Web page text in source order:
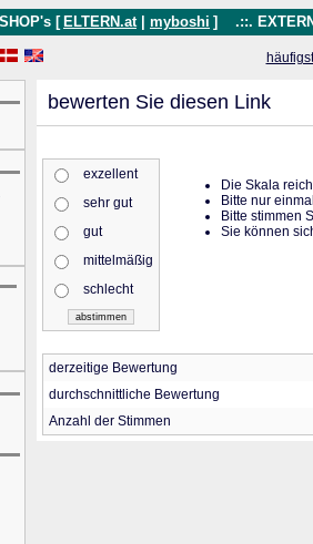
[ ELTERN.at myboshi ] .::.
bewerten Sie diesen Link
exzellent
sehr gut
gut
mittelmäßig
schlecht
Die Skala
Bitte nur
Bitte stimmen
Sie können
derzeitige Bewertung
durchschnittliche Bewertung
Anzahl der Stimmen